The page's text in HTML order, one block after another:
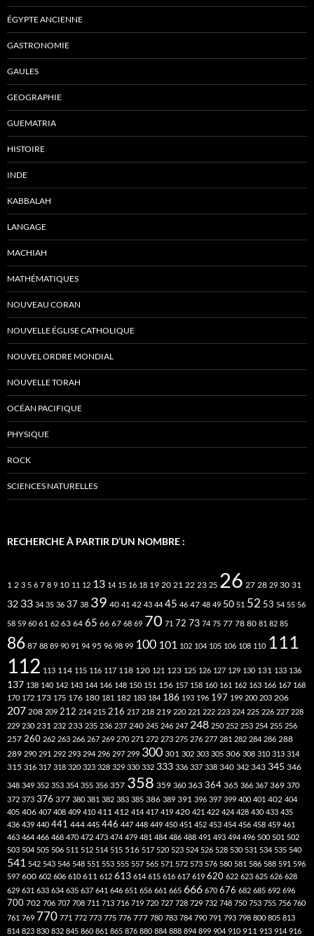
ÉGYPTE ANCIENNE
GASTRONOMIE
GAULES
GEOGRAPHIE
GUEMATRIA
HISTOIRE
INDE
KABBALAH
LANGAGE
MACHIAH
MATHÉMATIQUES
NOUVEAU CORAN
NOUVELLE ÉGLISE CATHOLIQUE
NOUVEL ORDRE MONDIAL
NOUVELLE TORAH
OCÉAN PACIFIQUE
PHYSIQUE
ROCK
SCIENCES NATURELLES
RECHERCHE À PARTIR D’UN NOMBRE :
1 2 3 5 6 7 8 9 10 11 12 13 14 15 16 18 19 20 21 22 23 25 26 27 28 29 30 31
32 33 34 35 36 37 38 39 40 41 42 43 44 45 46 47 48 49 50 51 52 53 54 55 56
58 59 60 61 62 63 64 65 66 67 68 69 70 71 72 73 74 75 77 78 80 81 82 85
86 87 88 89 90 91 94 95 96 98 99 100 101 102 104 105 106 108 110 111
112 113 114 115 116 117 118 120 121 123 125 126 127 129 130 131 133 136
137 138 140 142 143 144 146 148 150 151 156 157 158 160 161 162 163 166 167 168
170 172 173 175 176 180 181 182 183 184 186 193 196 197 199 200 203 206
207 208 209 212 214 215 216 217 218 219 220 221 222 223 224 225 226 227 228
229 230 231 232 233 235 236 237 240 245 246 247 248 250 252 253 254 255 256
257 260 262 263 266 267 269 270 271 272 273 275 276 277 281 282 284 286 288
289 290 291 292 293 294 296 297 299 300 301 302 303 305 306 308 310 313 314
315 316 317 318 320 323 328 329 330 332 333 336 337 338 340 342 343 345 346
348 349 352 353 354 355 356 357 358 359 360 363 364 365 366 367 369 370
372 373 376 377 380 381 382 383 385 386 389 391 396 397 399 400 401 402 404
405 406 407 408 409 410 411 412 414 417 419 420 421 422 424 428 430 433 435
436 439 440 441 444 445 446 447 448 449 450 451 452 453 454 456 458 459 461
463 464 466 468 470 472 473 474 479 481 484 486 488 491 493 494 496 500 501 502
503 504 505 506 511 512 514 515 516 517 520 523 524 526 528 530 531 534 535 540
541 542 543 546 548 551 553 555 557 565 571 572 573 576 580 581 586 588 591 596
597 600 602 606 610 611 612 613 614 615 616 617 619 620 622 623 625 626 628
629 631 633 634 635 637 641 646 651 656 661 665 666 670 676 682 685 692 696
700 702 706 707 708 711 713 716 719 720 727 728 729 732 748 750 753 755 756 760
761 769 770 771 772 773 775 776 777 780 783 784 790 791 793 798 800 805 813
814 823 830 832 845 860 861 865 876 880 884 888 894 899 904 910 911 913 914 916